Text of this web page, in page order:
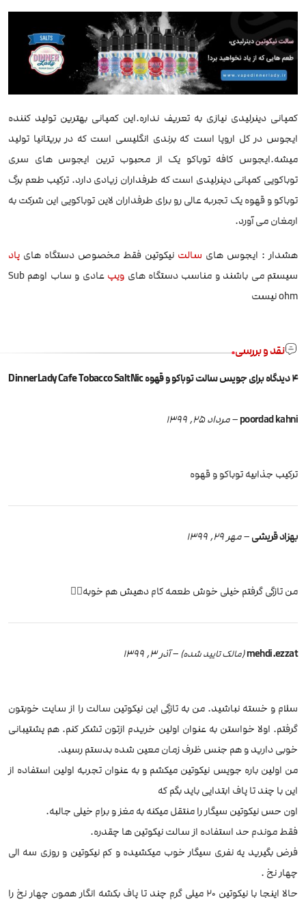
کمپانی دینرلیدی نیازی به تعریف نداره.این کمپانی بهترین تولید کننده
ایجوس در کل اروپا است که برندی انگلیسی است که در بریتانیا تولید
میشه.ایجوس کافه توباکو یک از محبوب ترین ایجوس های سری
توباکویی کمپانی دینرلیدی است که طرفداران زیادی دارد. ترکیب طعم برگ
توباکو و قهوه یک تجربه عالی رو برای طرفداران لاین توباکویی این شرکت به
ارمغان می آورد.
هشدار : ایجوس های سالت نیکوتین فقط مخصوص دستگاه های پاد
سیستم می باشند و مناسب دستگاه های ویپ
عادی و ساب اوهم Sub
ohm نیست
نقد و بررسی
4 دیدگاه برای جویس سالت توباکو و قهوه DinnerLady Cafe Tobacco SaltNic
poordad kahni
–مرداد 25, 1399
ترکیب جذابیه توباکو و قهوه
بهزاد قریشی– مهر 29, 1399
من تازگی گرفتم خیلی خوش طعمه کام دهیش هم خوبه👌🏻
mehdi.ezzat(مالک تایید شده) –آذر 3, 1399
سلام و خسته نباشید. من به تازگی این نیکوتین سالت را از سایت خوبتون
گرفتم. اولا خواستن به عنوان اولین خریدم ازتون تشکر کنم. هم پشتیبانی
خوبی دارید و هم جنس ظرف زمان معین شده بدستم رسید.
من اولین باره جویس نیکوتین میکشم و به عنوان تجربه اولین استفاده از
این با چند تا پاف ابتدایی باید بگم که
اون حس نیکوتین سیگار را منتقل میکنه به مغز و برام خیلی جالبه.
فقط موندم حد استفاده از سالت نیکوتین ها چقدره.
فرض بگیرید یه نفری سیگار خوب میکشیده و کم نیکوتین و روزی سه الی
چهار نخ .
حالا اینجا با نیکوتین ۲۰ میلی گرم چند تا پاف بکشه انگار همون چهار نخ را